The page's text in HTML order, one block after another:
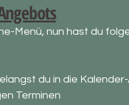
Menü, nun hast du
du in die
Terminen